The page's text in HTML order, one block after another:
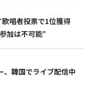
唱者投票で1位獲得
加は不可能”
、韓国でライブ配信中